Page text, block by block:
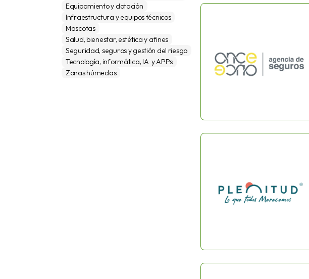
Equipamiento y dotación
Infraestructura y equipos técnicos
Mascotas
Salud, bienestar, estética y afines
Seguridad, seguros y gestión del riesgo
Tecnología, informática, IA  y APPs
Zonas húmedas